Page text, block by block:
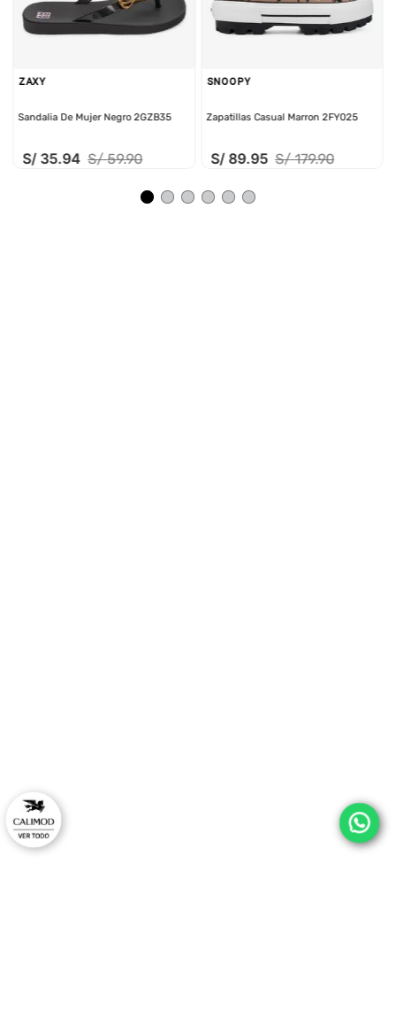
ZAXY
Sandalia De Mujer Negro 2GZB35
S/ 35.94 S/ 59.90
SNOOPY
Zapatillas Casual Marron 2FY025
S/ 89.95 S/ 179.90